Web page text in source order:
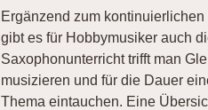
Ergänzend zum
gibt es für Hobbymusiker auch
Saxophonunterricht trifft man
musizieren und für die Dauer
Thema eintauchen. Eine